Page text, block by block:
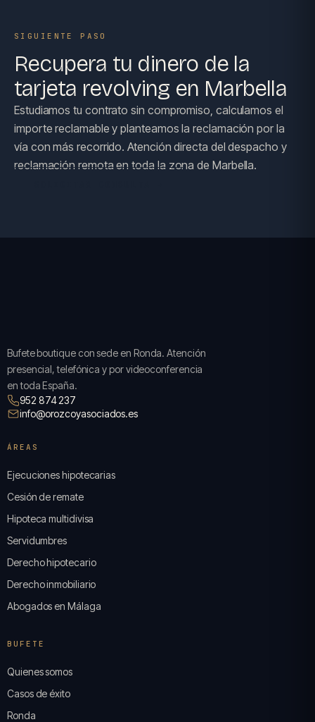
SIGUIENTE PASO
Recupera tu dinero de la
tarjeta revolving en Marbella
Estudiamos tu contrato sin compromiso, calculamos el
importe reclamable y planteamos la reclamación por la
vía con más recorrido. Atención directa del despacho y
reclamación remota en toda la zona de Marbella.
Bufete boutique con sede en Ronda. Atención
presencial, telefónica y por videoconferencia
en toda España.
952 874 237
info@orozcoyasociados.es
ÁREAS
Ejecuciones hipotecarias
Cesión de remate
Hipoteca multidivisa
Servidumbres
Derecho hipotecario
Derecho inmobiliario
Abogados en Málaga
BUFETE
Quienes somos
Casos de éxito
Ronda